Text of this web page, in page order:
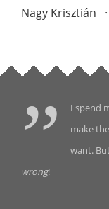
Nagy Krisztián
I spend
make
want.
wrong!